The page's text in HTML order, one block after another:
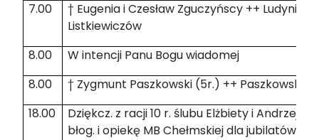
7.00
† Eugenia i Czesław Zguczyńscy ++
Listkiewiczów
8.00
W intencji Panu Bogu wiadomej
8.00
† Zygmunt Paszkowski (5r.) ++ Paszkowskich
18.00
Dziękcz. z racji 10 r. ślubu Elżbiety i Andrzeja
błog. i opiekę MB Chełmskiej dla jubilatów